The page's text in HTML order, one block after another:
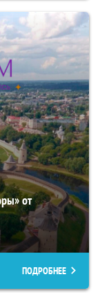
от
ПОДРОБНЕЕ